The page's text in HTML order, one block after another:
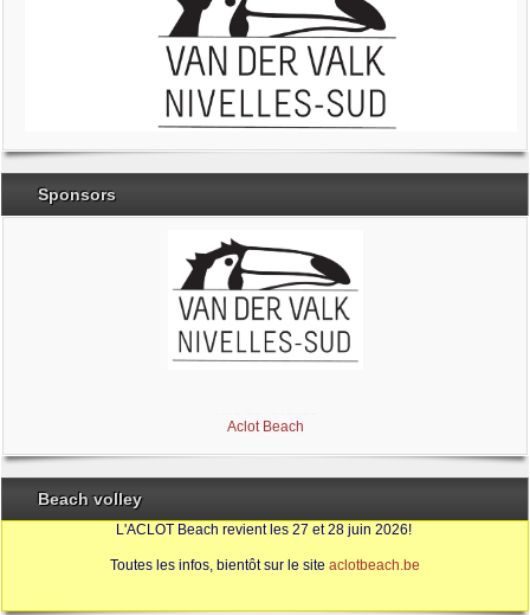
Sponsors
Aclot Beach
Beach volley
L'ACLOT Beach revient les 27 et 28 juin 2026!
Toutes les infos, bientôt sur le site aclotbeach.be